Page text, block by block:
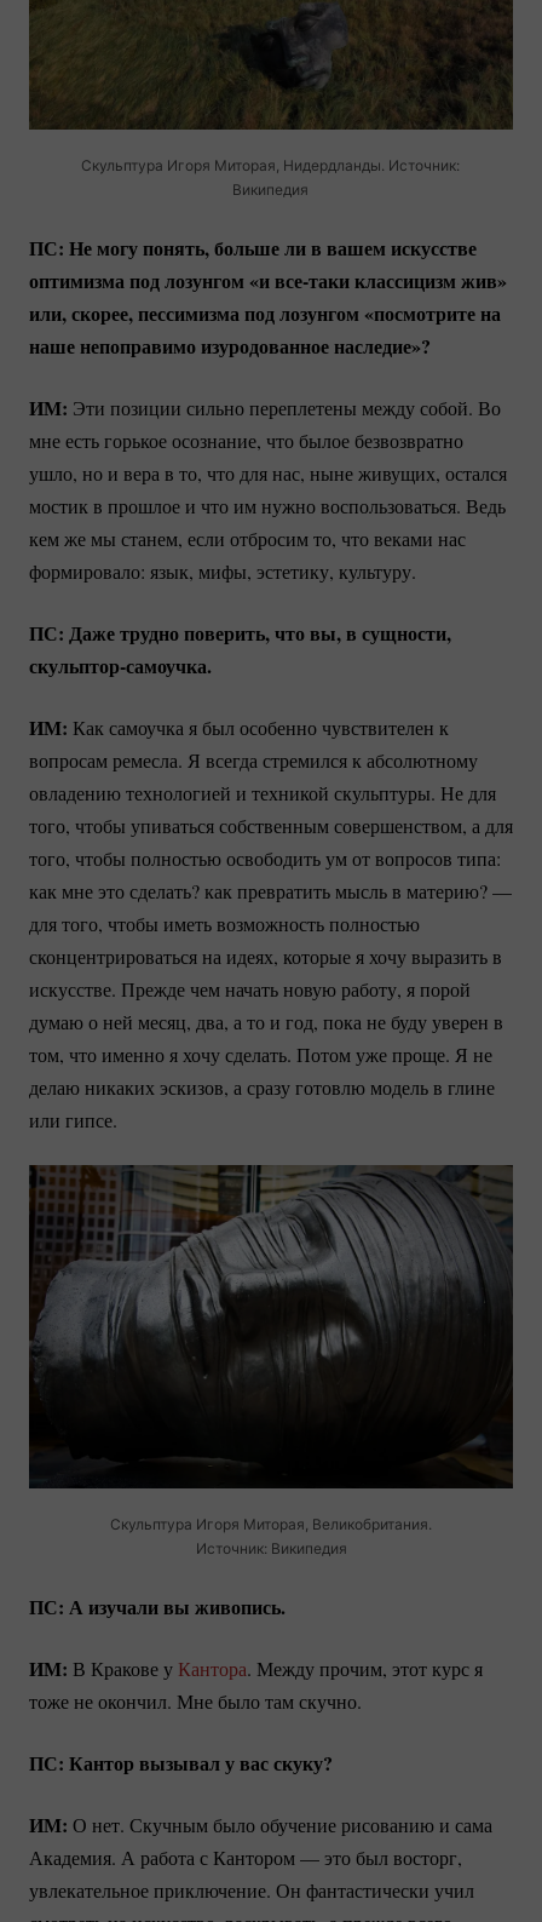
Скульптура Игоря Миторая, Нидердланды. Источник:
Википедия
ПС: Не могу понять, больше ли в вашем искусстве
оптимизма под лозунгом «ивсе-такиклассицизм жив»
или, скорее, пессимизма под лозунгом «посмотрите на
наше непоправимо изуродованное наследие»?
ИМ: Эти позиции сильно переплетены между собой. Во
мне есть горькое осознание, что былое безвозвратно
ушло, но и вера в то, что для нас, ныне живущих, остался
мостик в прошлое и что им нужно воспользоваться. Ведь
кем же мы станем, если отбросим то, что веками нас
формировало: язык, мифы, эстетику, культуру.
ПС: Даже трудно поверить, что вы, в сущности,
скульптор-самоучка.
ИМ: Как самоучка я был особенно чувствителен к
вопросам ремесла. Я всегда стремился к абсолютному
овладению технологией и техникой скульптуры. Не для
того, чтобы упиваться собственным совершенством, а для
того, чтобы полностью освободить ум от вопросов типа:
как мне это сделать? как превратить мысль в материю? —
для того, чтобы иметь возможность полностью
сконцентрироваться на идеях, которые я хочу выразить в
искусстве. Прежде чем начать новую работу, я порой
думаю о ней месяц, два, а то и год, пока не буду уверен в
том, что именно я хочу сделать. Потом уже проще. Я не
делаю никаких эскизов, а сразу готовлю модель в глине
или гипсе.
Скульптура Игоря Миторая, Великобритания.
Источник: Википедия
ПС: А изучали вы живопись.
ИМ: В Кракове у Кантора. Между прочим, этот курс я
тоже не окончил. Мне было там скучно.
ПС: Кантор вызывал у вас скуку?
ИМ: О нет. Скучным было обучение рисованию и сама
Академия. А работа с Кантором — это был восторг,
увлекательное приключение. Он фантастически учил